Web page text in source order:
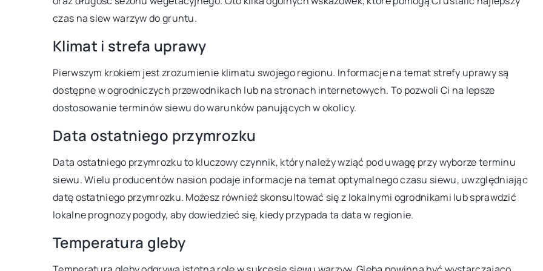
czas na siew warzyw do gruntu.
Klimat i strefa uprawy
Pierwszym krokiem jest zrozumienie klimatu swojego regionu. Informacje na temat strefy uprawy są
dostępne w ogrodniczych przewodnikach lub na stronach internetowych. To pozwoli Ci na lepsze
dostosowanie terminów siewu do warunków panujących w okolicy.
Data ostatniego przymrozku
Data ostatniego przymrozku to kluczowy czynnik, który należy wziąć pod uwagę przy wyborze terminu
siewu. Wielu producentów nasion podaje informacje na temat optymalnego czasu siewu, uwzględniając
datę ostatniego przymrozku. Możesz również skonsultować się z lokalnymi ogrodnikami lub sprawdzić
lokalne prognozy pogody, aby dowiedzieć się, kiedy przypada ta data w regionie.
Temperatura gleby
jak zakupić pościel dla
poczuć się jak na chmurce dzięki
wyborowi pościeli. Dowiedz
są kluczowe przy jej
twoje noce były pełne
Jak przygotować pyszne i zdrowe
przekąski oraz wypieki bez glutenu na
każdą okazję?
Odkryj, jak przygotować smaczne i zdrowe
przekąski oraz wypieki bez glutenu, które
zaskoczą Twoich bliskich. Sprawdzone
przepisy i porady, dzięki którym stworzysz
niezapomniane przysmaki na każdą okazję.
biura: Praktyczne wskazówki i
Poznaj praktyczne porady, które pomogą
jakie są najnowsze trendy w aranżacji
wnętrz.